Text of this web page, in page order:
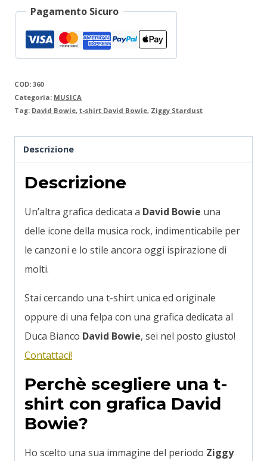
Pagamento Sicuro
COD: 360
Categoria: MUSICA
Tag: David Bowie, t-shirt David Bowie, Ziggy Stardust
Descrizione
Descrizione
Un’altra grafica dedicata a David Bowie una
delle icone della musica rock, indimenticabile per
le canzoni e lo stile ancora oggi ispirazione di
molti.
Stai cercando una t-shirt unica ed originale
oppure di una felpa con una grafica dedicata al
Duca Bianco David Bowie, sei nel posto giusto!
Contattaci!
Perchè scegliere una t-
shirt con grafica David
Bowie?
Ho scelto una sua immagine del periodo Ziggy